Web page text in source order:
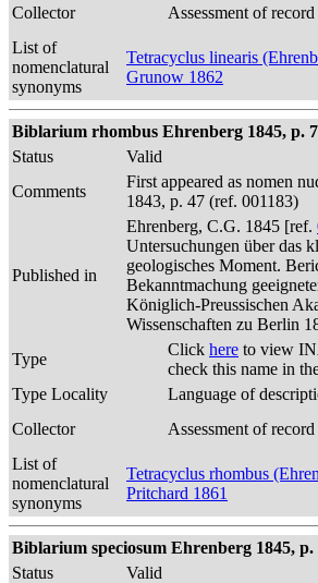
Collector
Assessment of
List of
nomenclatural
synonyms
Tetracyclus linearis
Grunow 1862
Biblarium rhombus Ehrenberg 1845, p.
Status
Valid
Comments
First appeared as nomen
1843, p. 47 (ref. 001183)
Published in
Ehrenberg, C.G. 1845 [ref.
Untersuchungen über das
geologisches Moment.
Bekanntmachung
Königlich-Preussischen
Wissenschaften zu Berlin
Type
Click here to view
check this name in
Type Locality
Language of
Collector
Assessment of
List of
nomenclatural
synonyms
Tetracyclus rhombus
Pritchard 1861
Biblarium speciosum Ehrenberg 1845, p.
Status
Valid